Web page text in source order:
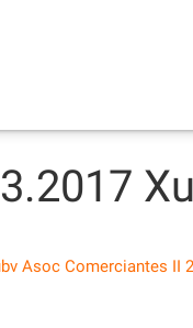
Asoc Comerciantes II